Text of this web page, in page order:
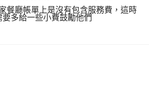
餐廳帳單上是沒有包含服務費，這時
要多給一些小費鼓勵他們